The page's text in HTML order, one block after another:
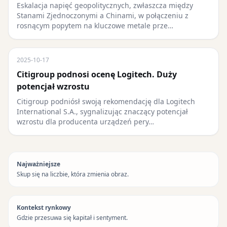
Eskalacja napięć geopolitycznych, zwłaszcza między
Stanami Zjednoczonymi a Chinami, w połączeniu z
rosnącym popytem na kluczowe metale prze…
2025-10-17
Citigroup podnosi ocenę Logitech. Duży
potencjał wzrostu
Citigroup podniósł swoją rekomendację dla Logitech
International S.A., sygnalizując znaczący potencjał
wzrostu dla producenta urządzeń pery…
Najważniejsze
Skup się na liczbie, która zmienia obraz.
Kontekst rynkowy
Gdzie przesuwa się kapitał i sentyment.